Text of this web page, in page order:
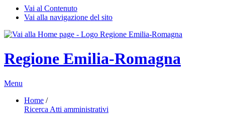
Vai al Contenuto
Vai alla navigazione del sito
Regione Emilia-Romagna
Menu
Home /
Ricerca Atti amministrativi